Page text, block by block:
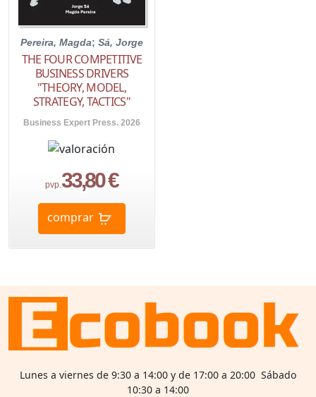
Pereira, Magda; Sá, Jorge
THE FOUR COMPETITIVE
BUSINESS DRIVERS
"THEORY, MODEL,
STRATEGY, TACTICS"
Business Expert Press. 2026
pvp.33,80 €
comprar
Lunes a viernes de 9:30 a 14:00 y de 17:00 a 20:00 Sábado
10:30 a 14:00